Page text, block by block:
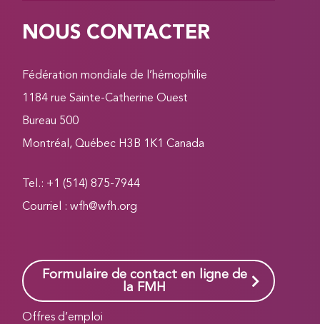
NOUS CONTACTER
Fédération mondiale de l’hémophilie
1184 rue Sainte-Catherine Ouest
Bureau 500
Montréal, Québec H3B 1K1 Canada
Tel.: +1 (514) 875-7944
Courriel :wfh@wfh.org
Formulaire de contact en ligne de
la FMH
Offres d’emploi